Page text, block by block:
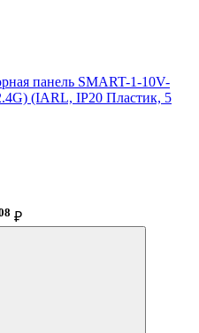
панель SMART-1-10V-
(IARL, IP20 Пластик, 5
₽